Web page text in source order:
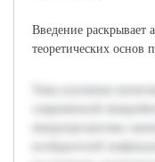
Введение раскрывает
теоретических основ